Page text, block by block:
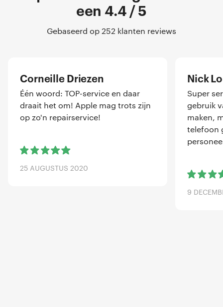
een 4.4 / 5
Gebaseerd op 252 klanten reviews
Corneille Driezen
Één woord: TOP-service en daar
draait het om! Apple mag trots zijn
op zo'n repairservice!
25 AUGUSTUS 2020
Nick
Super
gebruik
maken,
telefoon
9